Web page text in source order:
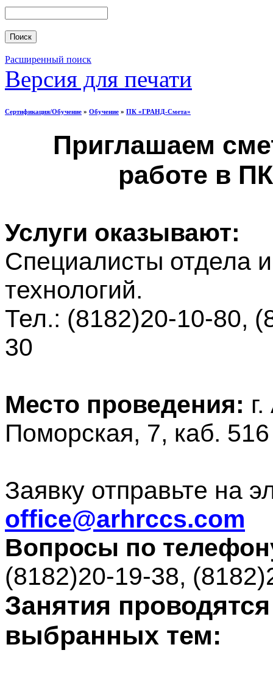
Расширенный поиск
Версия для печати
Сертификация/Обучение » Обучение » ПК «ГРАНД-Смета»
Приглашаем
работе в
Услуги оказывают:
Специалисты отдела
технологий.
Тел.: (8182)20-10-80,
30
Место проведения:
Поморская, 7, каб. 516
Заявку отправьте на
office@arhrccs.com
Вопросы по
(8182)20-19-38,
Занятия
выбранных тем: